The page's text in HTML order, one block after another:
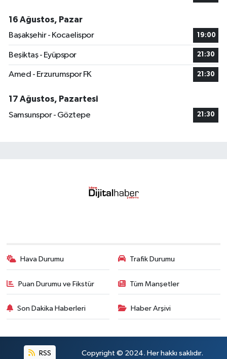
16 Ağustos, Pazar
Başakşehir - Kocaelispor
19:00
Beşiktaş - Eyüpspor 21:30
Amed - Erzurumspor FK 21:30
17 Ağustos, Pazartesi
Samsunspor - Göztepe
21:30
Hava Durumu Trafik Durumu
Puan Durumu ve Fikstür Tüm Manşetler
Son Dakika Haberleri Haber Arşivi
RSS Copyright © 2024. Her hakkı saklıdır.